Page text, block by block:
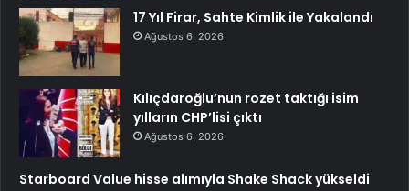
17 Yıl Firar, Sahte Kimlik ile Yakalandı
Ağustos 6, 2026
Kılıçdaroğlu’nun rozet taktığı isim
yılların CHP’lisi çıktı
Ağustos 6, 2026
Starboard Value hisse alımıyla Shake Shack yükseldi